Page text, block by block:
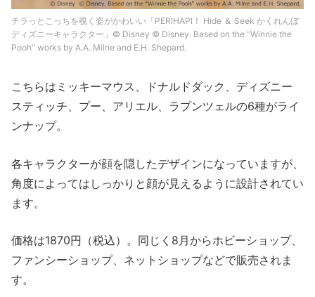
チラっとこっちを覗く姿がかわいい「PERIHAPI！ Hide ＆ Seek かくれんぼ
ディズニーキャラクター」© Disney © Disney. Based on the “Winnie the
Pooh” works by A.A. Milne and E.H. Shepard.
こちらはミッキーマウス、ドナルドダック、ディズニー
スティッチ、プー、アリエル、ラプンツェルの6種がライ
ンナップ。
各キャラクターが顔を隠したデザインになっていますが、
角度によってはしっかりと顔が見えるように設計されてい
ます。
価格は1870円（税込）。同じく8月からホビーショップ、
ファンシーショップ、ネットショップなどで販売されま
す。